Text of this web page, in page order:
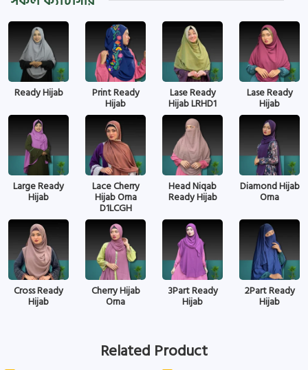
Ready Hijab Print Ready
Hijab
Lase Ready
Hijab LRHD1
Lase Ready
Hijab
Large Ready
Hijab
Lace Cherry
Hijab Orna
D1LCGH
Head Niqab
Ready Hijab
Diamond Hijab
Orna
Cross Ready
Hijab
Cherry Hijab
Orna
3Part Ready
Hijab
2Part Ready
Hijab
Related Product